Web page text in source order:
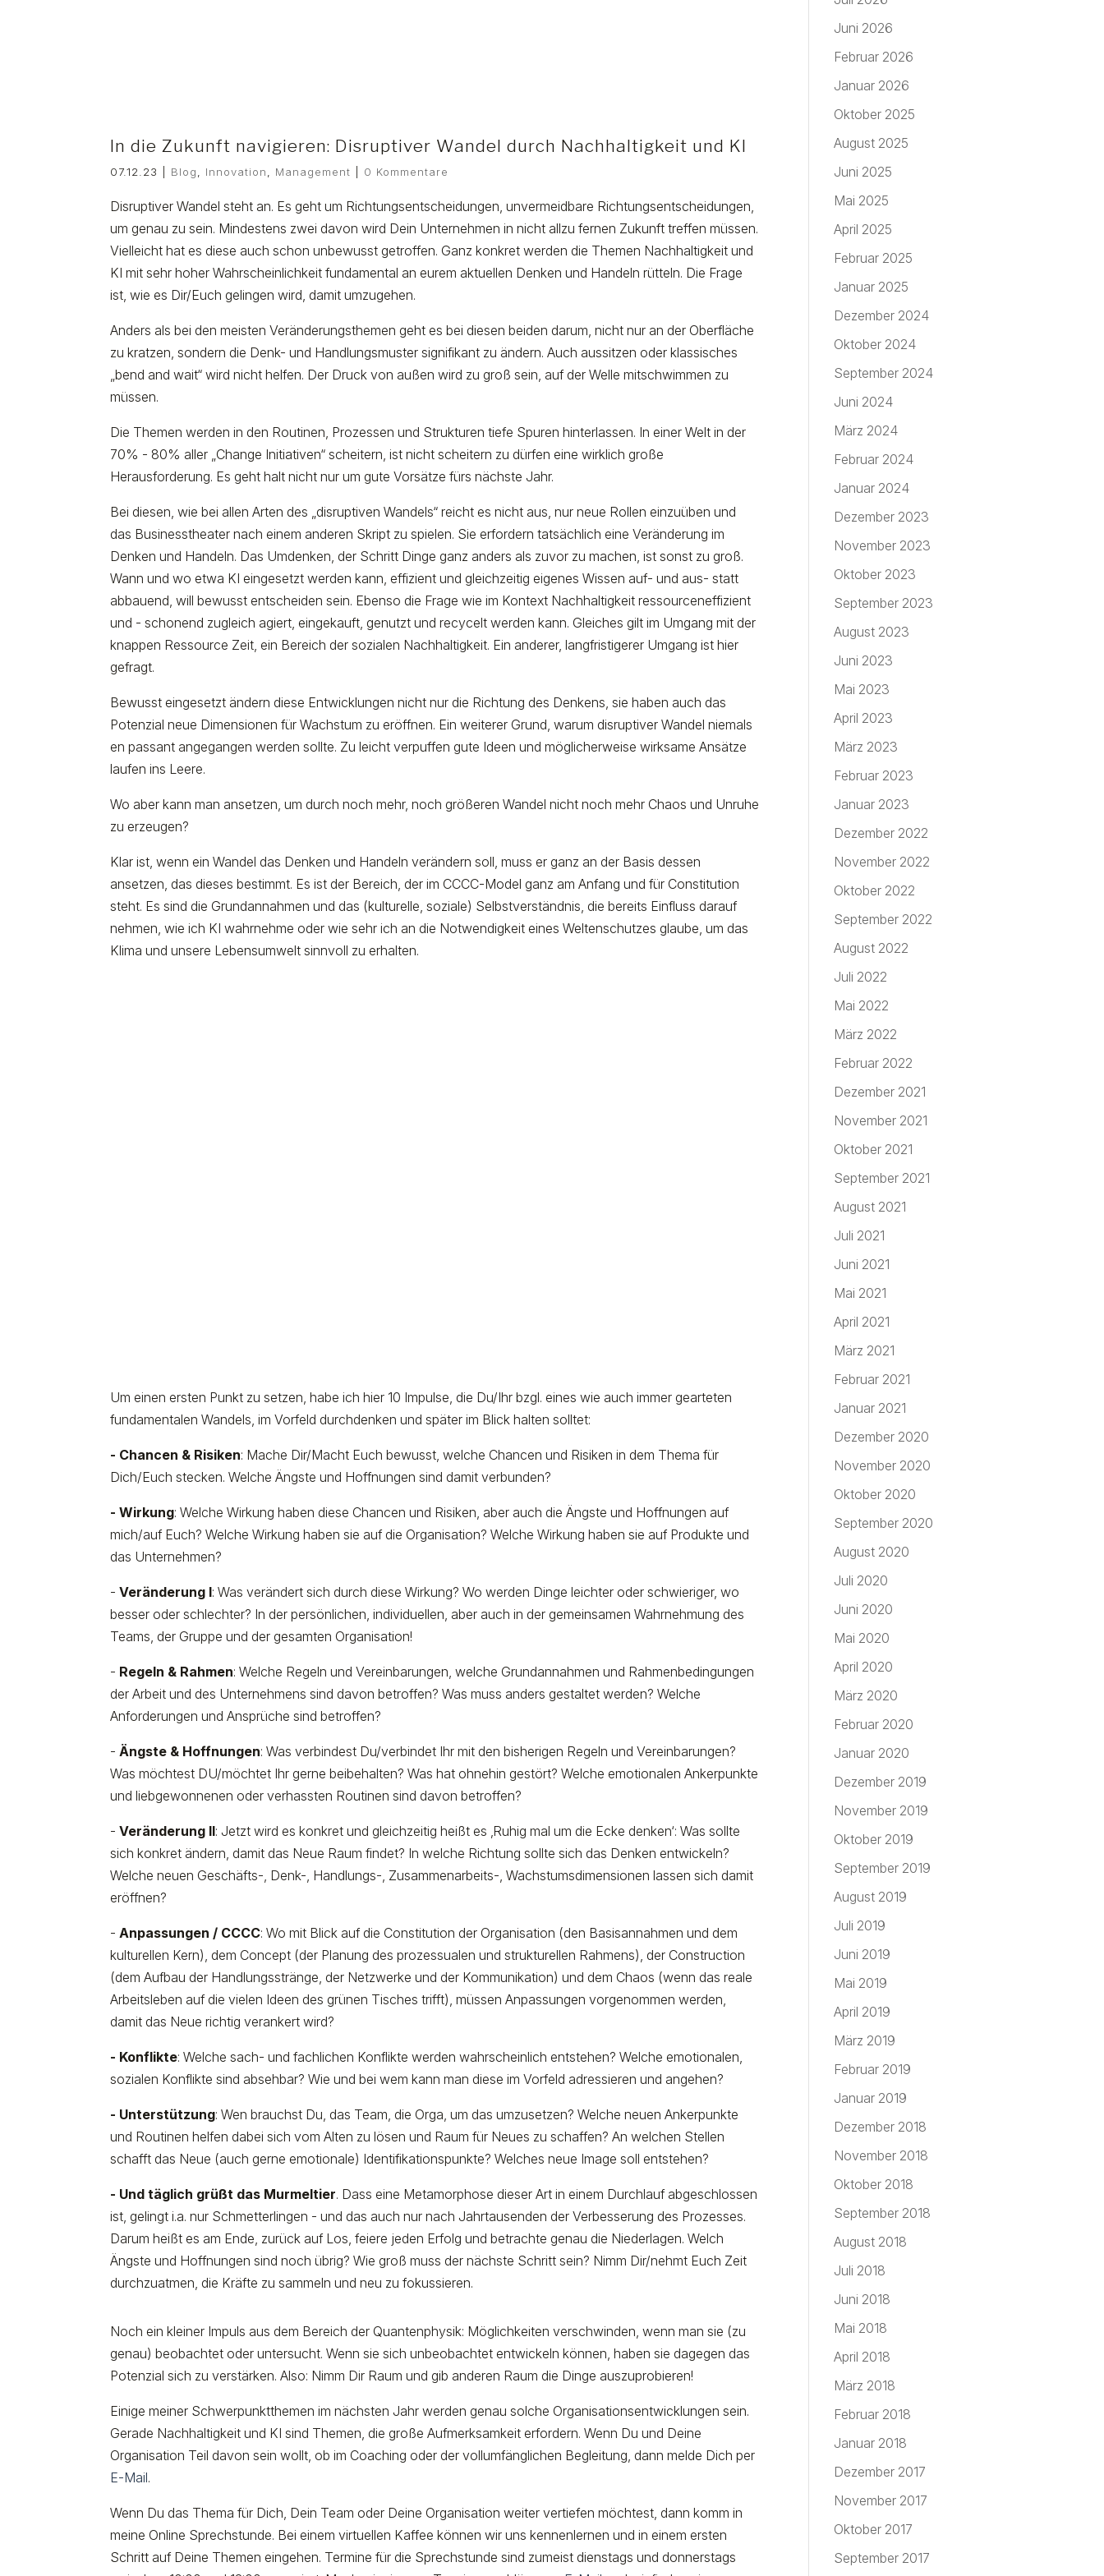
In die Zukunft navigieren: Disruptiver Wandel durch Nachhaltigkeit und KI
07.12.23 Blog Innovation Management 0 Kommentare
Disruptiver Wandel steht an. Es geht um Richtungsentscheidungen, unvermeidbare Richtungsentscheidungen,
um genau zu sein. Mindestens zwei davon wird Dein Unternehmen in nicht allzu fernen Zukunft treffen müssen.
Vielleicht hat es diese auch schon unbewusst getroffen. Ganz konkret werden die Themen Nachhaltigkeit und
KI mit sehr hoher Wahrscheinlichkeit fundamental an eurem aktuellen Denken und Handeln rütteln. Die Frage
ist, wie es Dir/Euch gelingen wird, damit umzugehen.
Anders als bei den meisten Veränderungsthemen geht es bei diesen beiden darum, nicht nur an der Oberfläche
zu kratzen, sondern die Denk- und Handlungsmuster signifikant zu ändern. Auch aussitzen oder klassisches
„bend and wait“ wird nicht helfen. Der Druck von außen wird zu groß sein, auf der Welle mitschwimmen zu
müssen.
Die Themen werden in den Routinen, Prozessen und Strukturen tiefe Spuren hinterlassen. In einer Welt in der
70% - 80% aller „Change Initiativen“ scheitern, ist nicht scheitern zu dürfen eine wirklich große
Herausforderung. Es geht halt nicht nur um gute Vorsätze fürs nächste Jahr.
Bei diesen, wie bei allen Arten des „disruptiven Wandels“ reicht es nicht aus, nur neue Rollen einzuüben und
das Businesstheater nach einem anderen Skript zu spielen. Sie erfordern tatsächlich eine Veränderung im
Denken und Handeln. Das Umdenken, der Schritt Dinge ganz anders als zuvor zu machen, ist sonst zu groß.
Wann und wo etwa KI eingesetzt werden kann, effizient und gleichzeitig eigenes Wissen auf- und aus- statt
abbauend, will bewusst entscheiden sein. Ebenso die Frage wie im Kontext Nachhaltigkeit ressourceneffizient
und - schonend zugleich agiert, eingekauft, genutzt und recycelt werden kann. Gleiches gilt im Umgang mit der
knappen Ressource Zeit, ein Bereich der sozialen Nachhaltigkeit. Ein anderer, langfristigerer Umgang ist hier
gefragt.
Bewusst eingesetzt ändern diese Entwicklungen nicht nur die Richtung des Denkens, sie haben auch das
Potenzial neue Dimensionen für Wachstum zu eröffnen. Ein weiterer Grund, warum disruptiver Wandel niemals
en passant angegangen werden sollte. Zu leicht verpuffen gute Ideen und möglicherweise wirksame Ansätze
laufen ins Leere.
Wo aber kann man ansetzen, um durch noch mehr, noch größeren Wandel nicht noch mehr Chaos und Unruhe
zu erzeugen?
Klar ist, wenn ein Wandel das Denken und Handeln verändern soll, muss er ganz an der Basis dessen
ansetzen, das dieses bestimmt. Es ist der Bereich, der im CCCC-Model ganz am Anfang und für Constitution
steht. Es sind die Grundannahmen und das (kulturelle, soziale) Selbstverständnis, die bereits Einfluss darauf
nehmen, wie ich KI wahrnehme oder wie sehr ich an die Notwendigkeit eines Weltenschutzes glaube, um das
Klima und unsere Lebensumwelt sinnvoll zu erhalten.
Um einen ersten Punkt zu setzen, habe ich hier 10 Impulse, die Du/Ihr bzgl. eines wie auch immer gearteten
fundamentalen Wandels, im Vorfeld durchdenken und später im Blick halten solltet:
- Chancen & Risiken: Mache Dir/Macht Euch bewusst, welche Chancen und Risiken in dem Thema für
Dich/Euch stecken. Welche Ängste und Hoffnungen sind damit verbunden?
- Wirkung: Welche Wirkung haben diese Chancen und Risiken, aber auch die Ängste und Hoffnungen auf
mich/auf Euch? Welche Wirkung haben sie auf die Organisation? Welche Wirkung haben sie auf Produkte und
das Unternehmen?
-Veränderung I: Was verändert sich durch diese Wirkung? Wo werden Dinge leichter oder schwieriger, wo
besser oder schlechter? In der persönlichen, individuellen, aber auch in der gemeinsamen Wahrnehmung des
Teams, der Gruppe und der gesamten Organisation!
- Regeln & Rahmen: Welche Regeln und Vereinbarungen, welche Grundannahmen und Rahmenbedingungen
der Arbeit und des Unternehmens sind davon betroffen? Was muss anders gestaltet werden? Welche
Anforderungen und Ansprüche sind betroffen?
- Ängste & Hoffnungen: Was verbindest Du/verbindet Ihr mit den bisherigen Regeln und Vereinbarungen?
Was möchtest DU/möchtet Ihr gerne beibehalten? Was hat ohnehin gestört? Welche emotionalen Ankerpunkte
und liebgewonnenen oder verhassten Routinen sind davon betroffen?
-Veränderung II: Jetzt wird es konkret und gleichzeitig heißt es ‚Ruhig mal um die Ecke denken‘: Was sollte
sich konkret ändern, damit das Neue Raum findet? In welche Richtung sollte sich das Denken entwickeln?
Welche neuen Geschäfts-, Denk-, Handlungs-, Zusammenarbeits-, Wachstumsdimensionen lassen sich damit
eröffnen?
- Anpassungen / CCCC: Wo mit Blick auf die Constitution der Organisation (den Basisannahmen und dem
kulturellen Kern), dem Concept (der Planung des prozessualen und strukturellen Rahmens), der Construction
(dem Aufbau der Handlungsstränge, der Netzwerke und der Kommunikation) und dem Chaos (wenn das reale
Arbeitsleben auf die vielen Ideen des grünen Tisches trifft), müssen Anpassungen vorgenommen werden,
damit das Neue richtig verankert wird?
- Konflikte: Welche sach- und fachlichen Konflikte werden wahrscheinlich entstehen? Welche emotionalen,
sozialen Konflikte sind absehbar? Wie und bei wem kann man diese im Vorfeld adressieren und angehen?
- Unterstützung: Wen brauchst Du, das Team, die Orga, um das umzusetzen? Welche neuen Ankerpunkte
und Routinen helfen dabei sich vom Alten zu lösen und Raum für Neues zu schaffen? An welchen Stellen
schafft das Neue (auch gerne emotionale) Identifikationspunkte? Welches neue Image soll entstehen?
- Und täglich grüßt das Murmeltier. Dass eine Metamorphose dieser Art in einem Durchlauf abgeschlossen
ist, gelingt i.a. nur Schmetterlingen - und das auch nur nach Jahrtausenden der Verbesserung des Prozesses.
Darum heißt es am Ende, zurück auf Los, feiere jeden Erfolg und betrachte genau die Niederlagen. Welch
Ängste und Hoffnungen sind noch übrig? Wie groß muss der nächste Schritt sein? Nimm Dir/nehmt Euch Zeit
durchzuatmen, die Kräfte zu sammeln und neu zu fokussieren.
Noch ein kleiner Impuls aus dem Bereich der Quantenphysik: Möglichkeiten verschwinden, wenn man sie (zu
genau) beobachtet oder untersucht. Wenn sie sich unbeobachtet entwickeln können, haben sie dagegen das
Potenzial sich zu verstärken. Also: Nimm Dir Raum und gib anderen Raum die Dinge auszuprobieren!
Einige meiner Schwerpunktthemen im nächsten Jahr werden genau solche Organisationsentwicklungen sein.
Gerade Nachhaltigkeit und KI sind Themen, die große Aufmerksamkeit erfordern. Wenn Du und Deine
Organisation Teil davon sein wollt, ob im Coaching oder der vollumfänglichen Begleitung, dann melde Dich per
E-Mail.
Wenn Du das Thema für Dich, Dein Team oder Deine Organisation weiter vertiefen möchtest, dann komm in
meine Online Sprechstunde. Bei einem virtuellen Kaffee können wir uns kennenlernen und in einem ersten
Schritt auf Deine Themen eingehen. Termine für die Sprechstunde sind zumeist dienstags und donnerstags
Juni 2026
Februar 2026
Januar 2026
Oktober 2025
August 2025
Juni 2025
Mai 2025
April 2025
Februar 2025
Januar 2025
Dezember 2024
Oktober 2024
September 2024
Juni 2024
März 2024
Februar 2024
Januar 2024
Dezember 2023
November 2023
Oktober 2023
September 2023
August 2023
Juni 2023
Mai 2023
April 2023
März 2023
Februar 2023
Januar 2023
Dezember 2022
November 2022
Oktober 2022
September 2022
August 2022
Juli 2022
Mai 2022
März 2022
Februar 2022
Dezember 2021
November 2021
Oktober 2021
September 2021
August 2021
Juli 2021
Juni 2021
Mai 2021
April 2021
März 2021
Februar 2021
Januar 2021
Dezember 2020
November 2020
Oktober 2020
September 2020
August 2020
Juli 2020
Juni 2020
Mai 2020
April 2020
März 2020
Februar 2020
Januar 2020
Dezember 2019
November 2019
Oktober 2019
September 2019
August 2019
Juli 2019
Juni 2019
Mai 2019
April 2019
März 2019
Februar 2019
Januar 2019
Dezember 2018
November 2018
Oktober 2018
September 2018
August 2018
Juli 2018
Juni 2018
Mai 2018
April 2018
März 2018
Februar 2018
Januar 2018
Dezember 2017
November 2017
Oktober 2017
September 2017